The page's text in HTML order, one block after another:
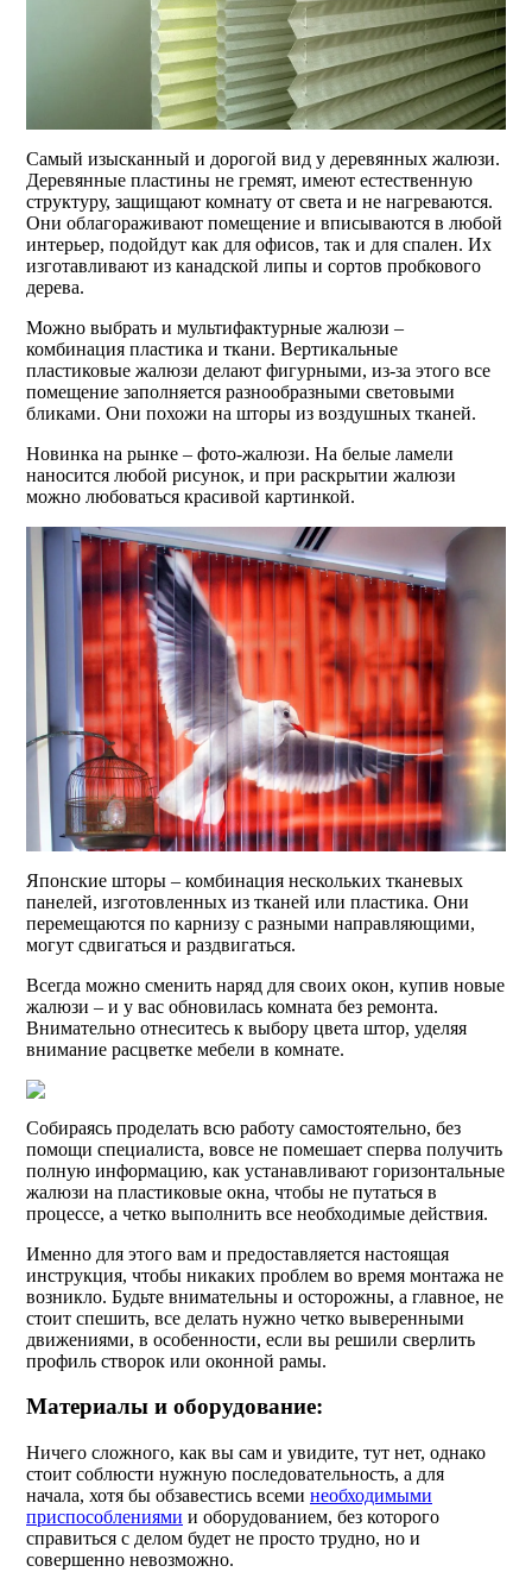
Самый изысканный и дорогой вид у деревянных жалюзи.
Деревянные пластины не гремят, имеют естественную
структуру, защищают комнату от света и не нагреваются.
Они облагораживают помещение и вписываются в любой
интерьер, подойдут как для офисов, так и для спален. Их
изготавливают из канадской липы и сортов пробкового
дерева.
Можно выбрать и мультифактурные жалюзи –
комбинация пластика и ткани. Вертикальные
пластиковые жалюзи делают фигурными, из-за этого все
помещение заполняется разнообразными световыми
бликами. Они похожи на шторы из воздушных тканей.
Новинка на рынке – фото-жалюзи. На белые ламели
наносится любой рисунок, и при раскрытии жалюзи
можно любоваться красивой картинкой.
Японские шторы – комбинация нескольких тканевых
панелей, изготовленных из тканей или пластика. Они
перемещаются по карнизу с разными направляющими,
могут сдвигаться и раздвигаться.
Всегда можно сменить наряд для своих окон, купив новые
жалюзи – и у вас обновилась комната без ремонта.
Внимательно отнеситесь к выбору цвета штор, уделяя
внимание расцветке мебели в комнате.
Собираясь проделать всю работу самостоятельно, без
помощи специалиста, вовсе не помешает сперва получить
полную информацию, как устанавливают горизонтальные
жалюзи на пластиковые окна, чтобы не путаться в
процессе, а четко выполнить все необходимые действия.
Именно для этого вам и предоставляется настоящая
инструкция, чтобы никаких проблем во время монтажа не
возникло. Будьте внимательны и осторожны, а главное, не
стоит спешить, все делать нужно четко выверенными
движениями, в особенности, если вы решили сверлить
профиль створок или оконной рамы.
Материалы и оборудование:
Ничего сложного, как вы сам и увидите, тут нет, однако
стоит соблюсти нужную последовательность, а для
начала, хотя бы обзавестись всеми необходимыми
приспособлениями и оборудованием, без которого
справиться с делом будет не просто трудно, но и
совершенно невозможно.